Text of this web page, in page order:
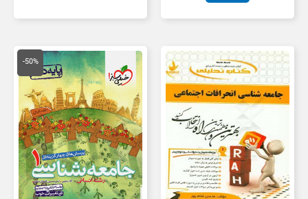
-50%
قیمت
اصلی
50,000 تومان
بود.
قیمت
فعلی
است.